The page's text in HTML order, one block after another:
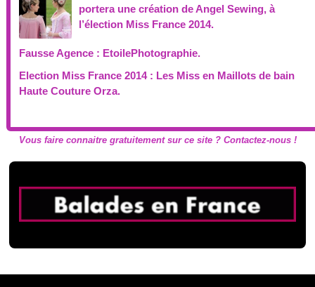
portera une création de Angel Sewing, à
l’élection Miss France 2014.
Fausse Agence : EtoilePhotographie.
Election Miss France 2014 : Les Miss en Maillots de bain
Haute Couture Orza.
Vous faire connaitre gratuitement sur ce site ? Contactez-nous !